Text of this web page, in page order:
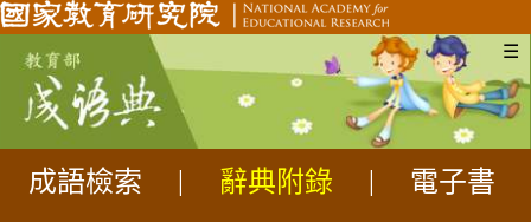
☰
成語檢索 辭典附錄
電子書